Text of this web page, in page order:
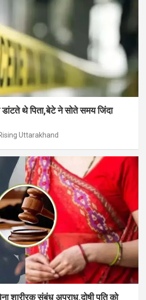
थे पिता,बेटे ने सोते समय जिंदा
Uttarakhand
शारीरक संबंध अपराध,दोषी पति को